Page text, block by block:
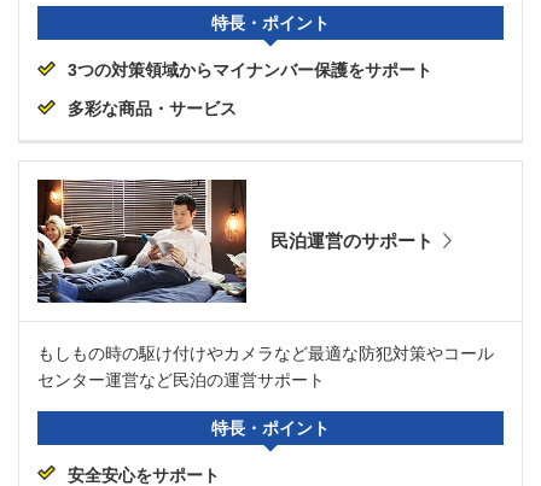
特長・ポイント
3つの対策領域からマイナンバー保護をサポート
多彩な商品・サービス
民泊運営のサポート
もしもの時の駆け付けやカメラなど最適な防犯対策やコール
センター運営など民泊の運営サポート
特長・ポイント
安全安心をサポート